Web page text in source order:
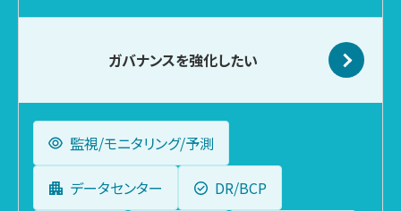
ガバナンスを強化したい
監視/モニタリング/予測
データセンター DR/BCP